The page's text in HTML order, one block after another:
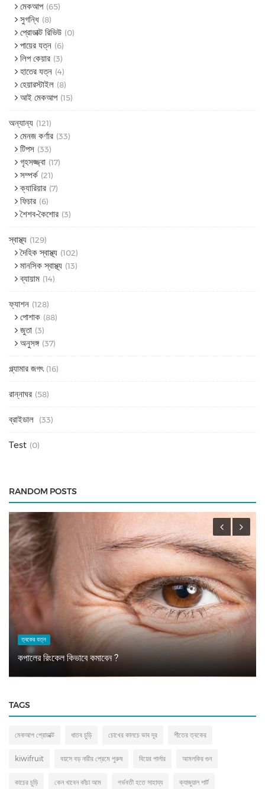
মেকআপ (65)
সুগন্ধি (8)
প্রোডাক্ট রিভিউ (0)
পায়ের যত্ন (6)
লিপ কেয়ার (3)
হাতের যত্ন (4)
হেয়ারস্টাইল (8)
আই মেকআপ (15)
অন্যান্য (121)
মেনজ কর্ণার (33)
টিপস (33)
গৃহসজ্জ্বা (17)
সম্পর্ক (21)
ক্যারিয়ার (7)
ফিচার (6)
শৈশব-কৈশোর (3)
স্বাস্থ্য (129)
দৈহিক স্বাস্থ্য (102)
মানসিক স্বাস্থ্য (13)
ব্যায়াম (14)
ফ্যাশন (128)
পোশাক (88)
জুতা (3)
অনুসঙ্গ (37)
গ্ল্যামার জগৎ (16)
রান্নাঘর (58)
ব্রাইডাল (33)
Test (0)
RANDOM POSTS
ত্বকের যত্ন
কপালের রিংকেল কিভাবে কমাবেন ?
TAGS
মেকআপ প্রোডাক্ট ধাতব চুড়ি চোখের কালচে ভাব দূর শীতের ত্বকের
kiwifruit বয়সে বড় নারীর প্রেমে পুরুষ বিয়ের পার্লার আমলকির গুন
কাচের চুড়ি কেন খাবেন কাঁচা আম গর্ভবতী হতে সাহায্য ক্যাজুয়াল শার্ট